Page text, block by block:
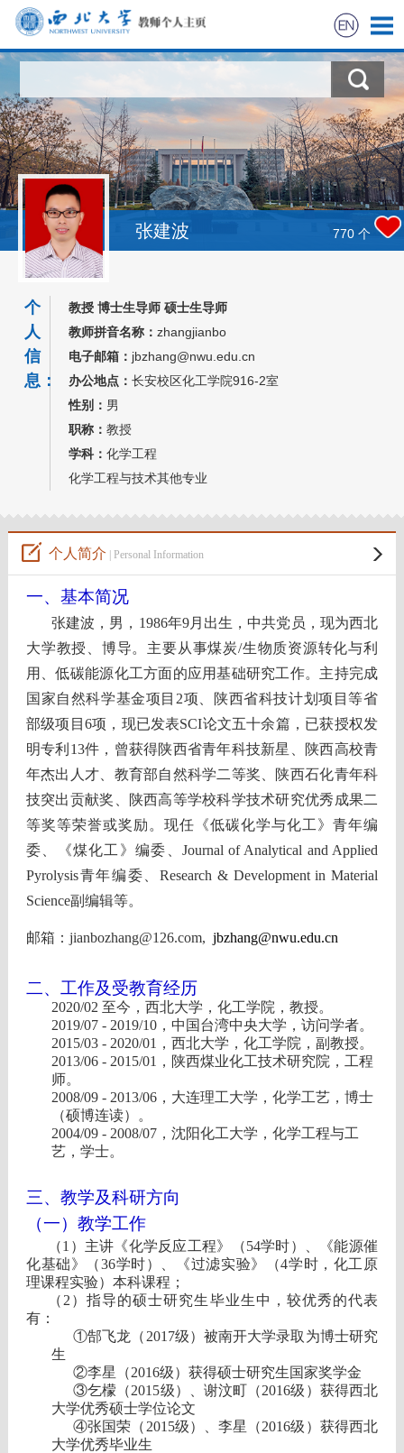
科学研究
教学研究
获奖信息
招生信息
学生信息
我的相册
教师博客
张建波 770 个
个
人
信
息：
教授 博士生导师 硕士生导师
教师拼音名称： zhangjianbo
电子邮箱： jbzhang@nwu.edu.cn
办公地点： 长安校区化工学院916-2室
性别： 男
职称： 教授
学科： 化学工程
化学工程与技术其他专业
个人简介 | Personal Information
一、基本简况
张建波，男， 1986年9月出生，中共党员，现为西北
大学教授、博导。主要从事煤炭/生物质资源转化与利
用、低碳能源化工方面的应用基础研究工作。主持完成
国家自然科学基金项目 2项、陕西省科技计划项目等省
部级项目 6项，现已发表SCI论文五十余篇，已获授权发
明专利 13件，曾获得陕西省青年科技新星、陕西高校青
年杰出人才、教育部自然科学二等奖、陕西石化青年科
技突出贡献奖、陕西高等学校科学技术研究优秀成果二
等奖等荣誉或奖励。现任《低碳化学与化工》青年编
委、《煤化工》编委、 Journal of Analytical and Applied
Pyrolysis青年编委、Research & Development in Material
Science副编辑等。
邮箱： jianbozhang@126.com, jbzhang@nwu.edu.cn
二、工作及受教育经历
2020/02 至今，西北大学，化工学院，教授。
2019/07 - 2019/10，中国台湾中央大学，访问学者。
2015/03 - 2020/01 ，西北大学，化工学院，副教授。
2013/06 - 2015/01 ，陕西煤业化工技术研究院，工程
师。
2008/09 - 2013/06，大连理工大学，化学工艺，博士
（硕博连读）。
2004/09 - 2008/07，沈阳化工大学，化学工程与工
艺，学士。
三、教学及科研方向
（一）教学工作
（1 ）主讲《化学反应工程》（54学时）、《能源催
化基础》（36学时）、《过滤实验》（4学时，化工原
理课程实验）本科课程；
（ 2 ）指导的硕士研究生毕业生中，较优秀的代表
有：
①郜飞龙（ 2017级）被南开大学录取为博士研究
生
②李星（2016级）获得硕士研究生国家奖学金
③乞檬（2015级）、谢汶町（2016级）获得西北
大学优秀硕士学位论文
④张国荣（ 2015级）、李星（2016级）获得西北
大学优秀毕业生